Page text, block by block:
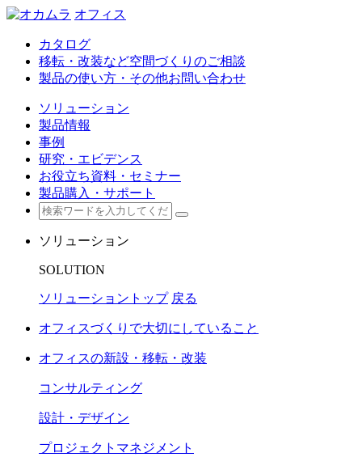
オフィス
カタログ
移転・改装など空間づくりのご相談
製品の使い方・その他お問い合わせ
ソリューション
製品情報
事例
研究・エビデンス
お役立ち資料・セミナー
製品購入・サポート
ソリューション
SOLUTION
ソリューショントップ 戻る
オフィスづくりで大切にしていること
オフィスの新設・移転・改装
コンサルティング
設計・デザイン
プロジェクトマネジメント